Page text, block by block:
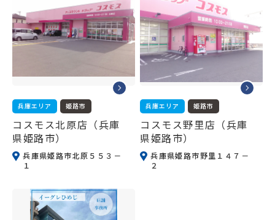
兵庫エリア 姫路市
コスモス北原店（兵庫
県姫路市）
兵庫県姫路市北原５５３－
１
兵庫エリア 姫路市
コスモス野里店（兵庫
県姫路市）
兵庫県姫路市野里１４７－
２